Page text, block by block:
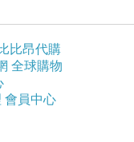
比昂代購
全球購物
會員中心